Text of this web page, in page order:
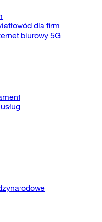
dla firm
biurowy 5G